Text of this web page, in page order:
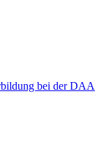
bei der DAA